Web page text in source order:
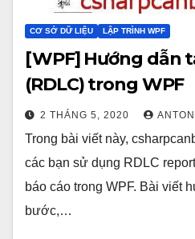
CƠ SỞ DỮ LIỆU LẬP TRÌNH WPF
[WPF] Hướng dẫn
(RDLC) trong WPF
2 THÁNG 5, 2020
Trong bài viết này,
các bạn sử dụng RDLC
báo cáo trong WPF. Bài viết
bước,…